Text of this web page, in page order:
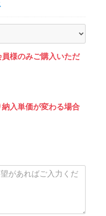
様のみご購入いただ
入単価が変わる場合